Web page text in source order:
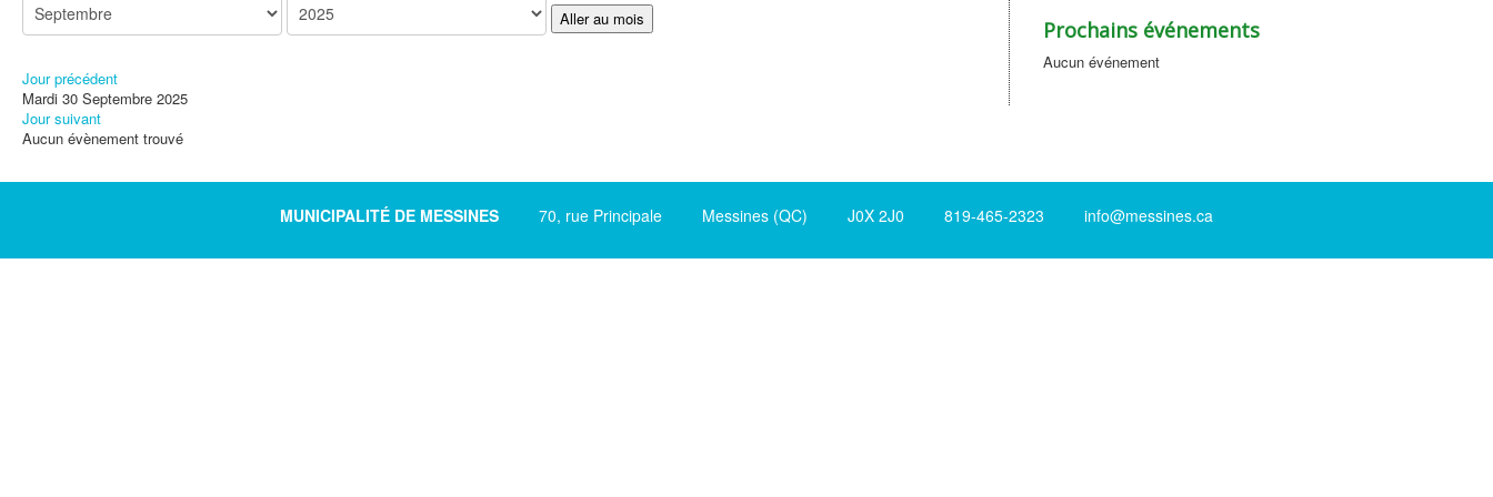
Aller au mois
Jour précédent
Mardi 30 Septembre 2025
Jour suivant
Aucun évènement trouvé
Prochains événements
Aucun événement
MUNICIPALITÉ DE MESSINES 70, rue Principale Messines (QC) J0X 2J0 819-465-2323 info@messines.ca